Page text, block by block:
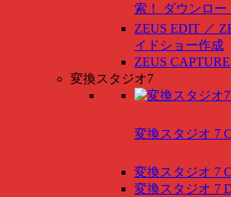
索！ ダウンロー
ZEUS EDIT ／
イドショー作成
ZEUS CAPTURE
変換スタジオ7
変換スタジオ 7
変換スタジオ 7
変換スタジオ 7